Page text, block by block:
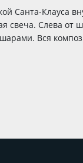
Санта-Клауса
свеча. Слева от
Вся